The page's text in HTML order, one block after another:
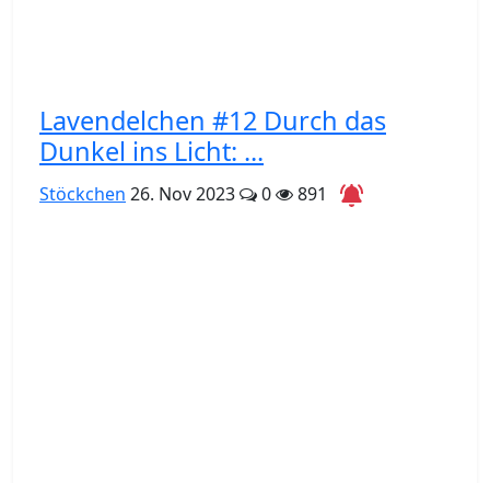
Lavendelchen #12 Durch das
Dunkel ins Licht: ...
Stöckchen 26. Nov 2023 0 891